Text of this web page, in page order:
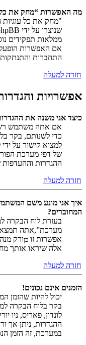
מה האפשרות “מחק את כל
ממלאות תפקידים
אם האפשרות
התחברות
חזרה למעלה
אפשרויות
כיצד אני משנה את
אם אתה משתמש
כדי לשנותם, בקר
למצוא קישור על
של דפי מערכת
ההגדרות
חזרה למעלה
איך אני מונע משם
המחוברים?
בעזרת לוח הבקרה
מערכת”,אתה
אפשרות זו כןורק
אלה שיראו אותך
חזרה למעלה
הזמנים אינם נכונים!
יכול להיות שהזמן
בקר בלוח הבקרה
לונדון, פאריס, ניו
ההגדרות, ניתן אך
במערכת, זה הזמן